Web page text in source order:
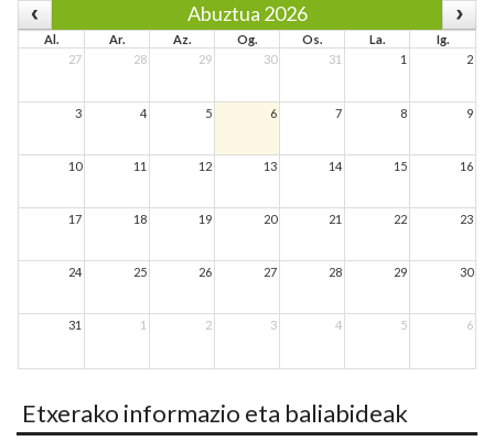
Abuztua 2026
Al. Ar. Az. Og. Os. La.
Ig.
27
28 29 30 31 1 2
3 4 5 6 7 8 9
10 11 12 13 14 15 16
17 18 19 20 21 22 23
24 25 26 27 28 29 30
31 1 2 3 4 5 6
Etxerako informazio eta baliabideak